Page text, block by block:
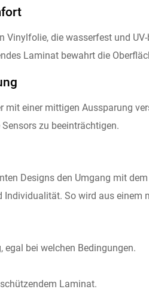
Vinylfolie, die wasserfest und
Laminat bewahrt die
einer mittigen Aussparung
zu beeinträchtigen.
Designs den Umgang mit
So wird aus einem
egal bei welchen Bedingungen.
Laminat.